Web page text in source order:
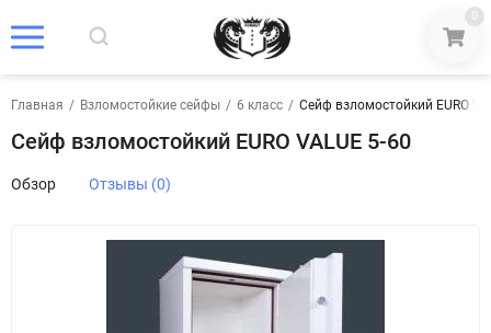
0
Главная / Взломостойкие сейфы / 6 класс / Сейф взломостойкий EURO
Сейф взломостойкий EURO VALUE 5-60
Обзор Отзывы (0)